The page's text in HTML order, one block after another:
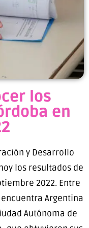
los
en
y Desarrollo
los resultados de
2022. Entre
Argentina
Autónoma de